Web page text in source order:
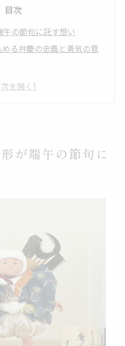
目次
の節句に託す想い
る弁慶の忠義と勇気の意
が伝える主従の絆と成長の
道具が象徴する健やかな
う五月人形と鯉のぼりの選
と鯉のぼりセットの活用ポ
ぼりどっちを選ぶか迷う時
が端午の節句に